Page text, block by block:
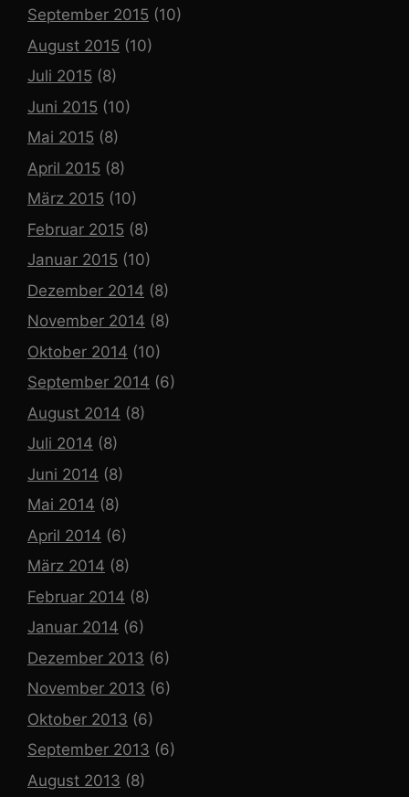
September 2015 (10)
August 2015 (10)
Juli 2015 (8)
Juni 2015 (10)
Mai 2015 (8)
April 2015 (8)
März 2015 (10)
Februar 2015 (8)
Januar 2015 (10)
Dezember 2014 (8)
November 2014 (8)
Oktober 2014 (10)
September 2014 (6)
August 2014 (8)
Juli 2014 (8)
Juni 2014 (8)
Mai 2014 (8)
April 2014 (6)
März 2014 (8)
Februar 2014 (8)
Januar 2014 (6)
Dezember 2013 (6)
November 2013 (6)
Oktober 2013 (6)
September 2013 (6)
August 2013 (8)